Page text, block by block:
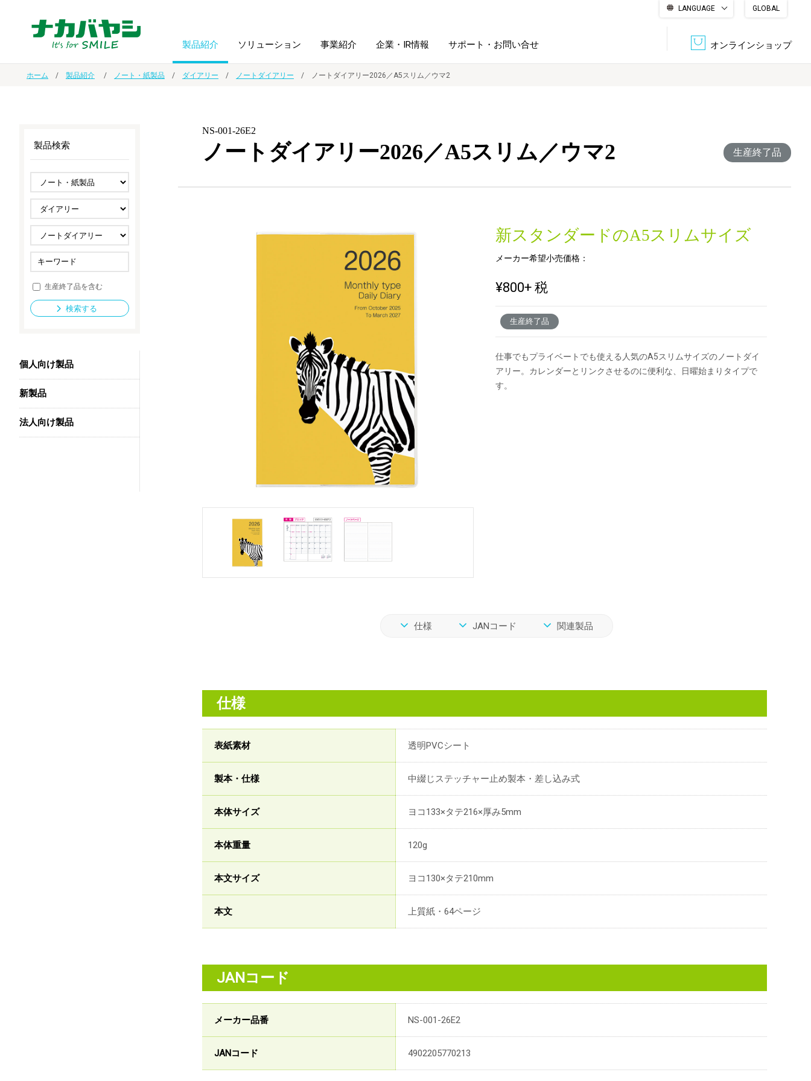
LANGUAGE
GLOBAL
オンラインショップ
製品紹介
ノート・紙製品
ファイル・
ホルダー用品
筆記具 パソコン周辺機器
スマートフォン・
タブレット関連
防災・
セキュリティ用品
キャラクター・
学童用品
法人向け製品
ソリューション
オーダー手帳・ノベルティ制作 学校ソリューション DPS（データ・プリント・サービス）
ドキュメントスキャニングサービス
導入事例
事業紹介 企業・IR情報
IR情報 沿革 認証一覧
サステナビリティ
サポート・お問い合せ
ホーム 製品紹介 ノート・紙製品 ダイアリー ノートダイアリー ノートダイアリー2026／A5スリム／ウマ2
NS-001-26E2
ノートダイアリー2026／A5スリム／ウマ2 生産終了品
新スタンダードのA5スリムサイズ
メーカー希望小売価格：
¥800+ 税
生産終了品
仕事でもプライベートでも使える人気のA5スリムサイズのノートダイ
アリー。カレンダーとリンクさせるのに便利な、日曜始まりタイプで
す。
仕様 JANコード 関連製品
仕様
表紙素材 透明PVCシート
製本・仕様 中綴じステッチャー止め製本・差し込み式
本体サイズ ヨコ133×タテ216×厚み5mm
本体重量 120g
本文サイズ ヨコ130×タテ210mm
本文 上質紙・64ページ
JANコード
メーカー品番 NS-001-26E2
JANコード 4902205770213
製品検索
生産終了品を含む
検索する
個人向け製品
新製品
法人向け製品